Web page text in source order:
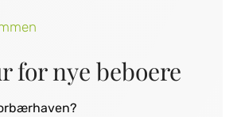
for nye beboere